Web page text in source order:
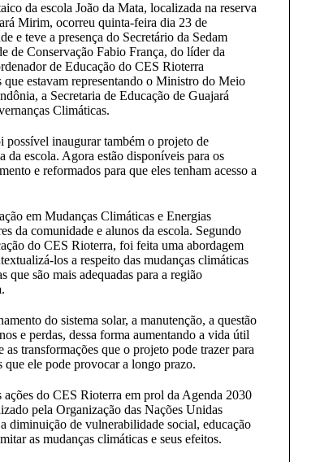
da escola João da Mata, localizada na reserva
Mirim, ocorreu quinta-feira dia 23 de
e teve a presença do Secretário da Sedam
de Conservação Fabio França, do líder da
de Educação do CES Rioterra
estavam representando o Ministro do Meio
a Secretaria de Educação de Guajará
Climáticas.
inaugurar também o projeto de
escola. Agora estão disponíveis para os
e reformados para que eles tenham acesso a
em Mudanças Climáticas e Energias
da comunidade e alunos da escola. Segundo
do CES Rioterra, foi feita uma abordagem
los a respeito das mudanças climáticas
que são mais adequadas para a região
do sistema solar, a manutenção, a questão
e perdas, dessa forma aumentando a vida útil
transformações que o projeto pode trazer para
que ele pode provocar a longo prazo.
do CES Rioterra em prol da Agenda 2030
pela Organização das Nações Unidas
diminuição de vulnerabilidade social, educação
as mudanças climáticas e seus efeitos.